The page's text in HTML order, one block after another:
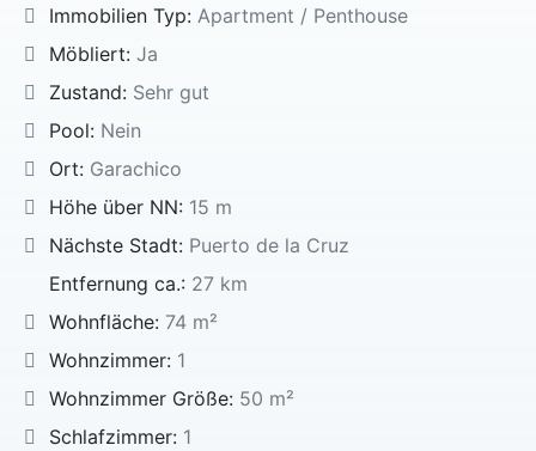
Immobilien Typ: Apartment / Penthouse
Möbliert: Ja
Zustand: Sehr gut
Pool: Nein
Ort: Garachico
Höhe über NN: 15 m
Nächste Stadt: Puerto de la Cruz
Entfernung ca.: 27 km
Wohnfläche: 74 m²
Wohnzimmer: 1
Wohnzimmer Größe: 50 m²
Schlafzimmer: 1